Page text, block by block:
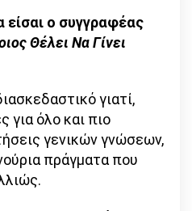
είσαι ο συγγραφέας
Θέλει Να Γίνει
γιατί,
για όλο και πιο
γενικών γνώσεων,
πράγματα που